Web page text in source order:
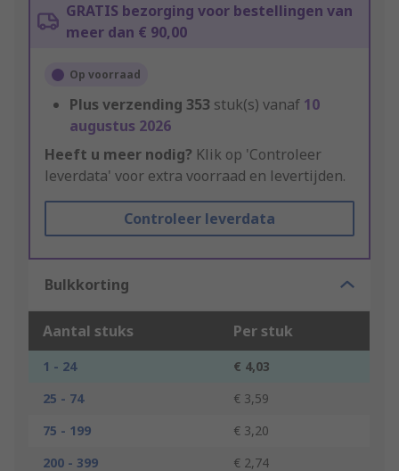
GRATIS bezorging voor bestellingen van
meer dan € 90,00
Op voorraad
Plus verzending 353 stuk(s) vanaf 10
augustus 2026
Heeft u meer nodig? Klik op 'Controleer
leverdata' voor extra voorraad en levertijden.
Controleer leverdata
Bulkkorting
Aantal stuks Per stuk
1 - 24
€ 4,03
25 - 74
€ 3,59
75 - 199
€ 3,20
200 - 399
€ 2,74